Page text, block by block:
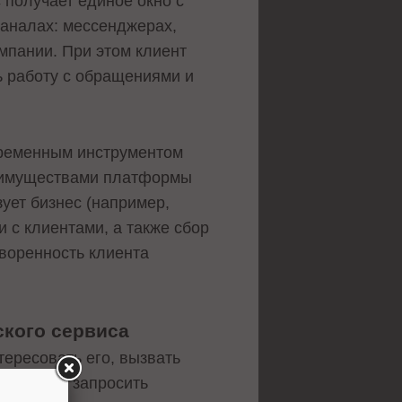
мессенджерах,
При этом клиент
работу с обращениями и
инструментом
платформы
бизнес (например,
с клиентами, а также сбор
клиента
сервиса
его, вызвать
или запросить